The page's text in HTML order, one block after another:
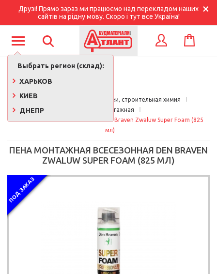
Друзі! Прямо зараз ми працюємо над перекладом наших
сайтів на рідну мову. Скоро і тут все Україна!
Выбрать регион (склад):
ХАРЬКОВ
КИЕВ
ДНЕПР
КОРЗИНА
Главная
Краски, лаки, клеи, строительная химия
Пена монтажная
Пена монтажная всесезонная Den Braven Zwaluw Super Foam (825
мл)
ПЕНА МОНТАЖНАЯ ВСЕСЕЗОННАЯ DEN BRAVEN
ZWALUW SUPER FOAM (825 МЛ)
ПОД ЗАКАЗ